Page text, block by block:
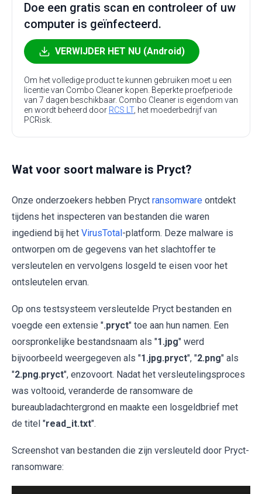
Doe een gratis scan en controleer of uw
computer is geïnfecteerd.
VERWIJDER HET NU (Android)
Om het volledige product te kunnen gebruiken moet u een
licentie van Combo Cleaner kopen. Beperkte proefperiode
van 7 dagen beschikbaar. Combo Cleaner is eigendom van
en wordt beheerd door RCS LT, het moederbedrijf van
PCRisk.
Wat voor soort malware is Pryct?
Onze onderzoekers hebben Pryct ransomware ontdekt
tijdens het inspecteren van bestanden die waren
ingediend bij het VirusTotal-platform. Deze malware is
ontworpen om de gegevens van het slachtoffer te
versleutelen en vervolgens losgeld te eisen voor het
ontsleutelen ervan.
Op ons testsysteem versleutelde Pryct bestanden en
voegde een extensie ".pryct" toe aan hun namen. Een
oorspronkelijke bestandsnaam als "1.jpg" werd
bijvoorbeeld weergegeven als "1.jpg.pryct", "2.png" als
"2.png.pryct", enzovoort. Nadat het versleutelingsproces
was voltooid, veranderde de ransomware de
bureaubladachtergrond en maakte een losgeldbrief met
de titel "read_it.txt".
Screenshot van bestanden die zijn versleuteld door Pryct-
ransomware: